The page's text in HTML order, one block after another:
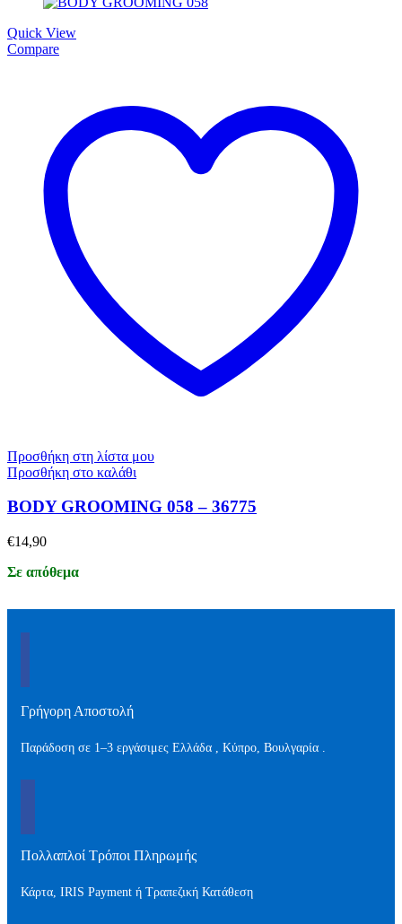
Quick View
Compare
Προσθήκη στη λίστα μου
Προσθήκη στο καλάθι
BODY GROOMING 058 – 36775
€14,90
Σε απόθεμα
Γρήγορη Αποστολή
Παράδοση σε 1–3 εργάσιμες Ελλάδα , Kύπρο, Βουλγαρία .
Πολλαπλοί Τρόποι Πληρωμής
Κάρτα, IRIS Payment ή Τραπεζική Κατάθεση